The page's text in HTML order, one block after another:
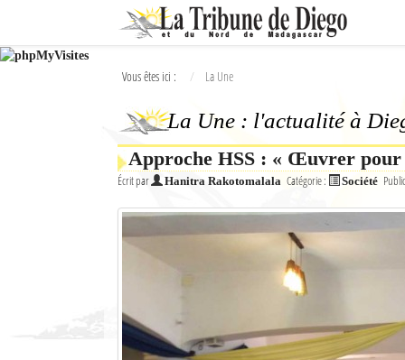
Ok
L'actualité à Diego Suarez
Vous êtes ici : La Une
La Une : l'actualité à
Approche HSS : « Œuvrer pour
Écrit par Hanitra Rakotomalala Catégorie : Société